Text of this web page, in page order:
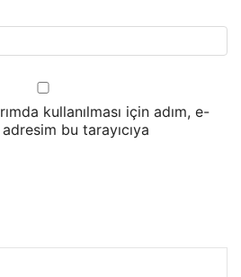
kullanılması için adım, e-
bu tarayıcıya